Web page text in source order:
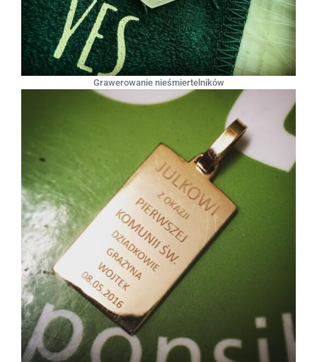
Grawerowanie nieśmiertelników